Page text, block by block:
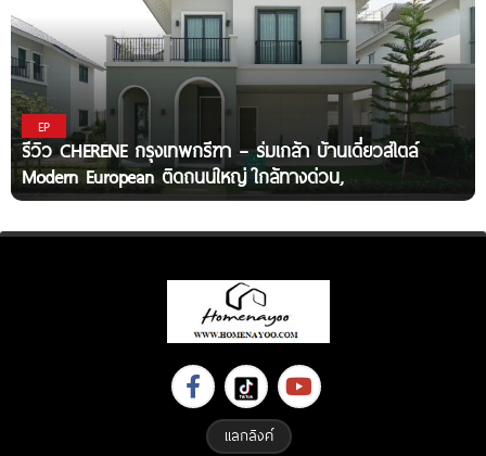
EP
รีวิว CHERENE กรุงเทพกรีฑา – ร่มเกล้า บ้านเดี่ยวสไตล์
Modern European ติดถนนใหญ่ ใกล้ทางด่วน,
แลกลิงค์